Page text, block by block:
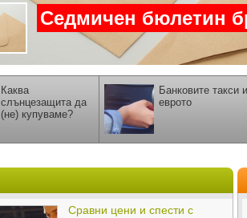
Седмичен бюлетин
Каква
слънцезащита да
(не) купуваме?
Банковите такси и
еврото
Сравни цени и спести с